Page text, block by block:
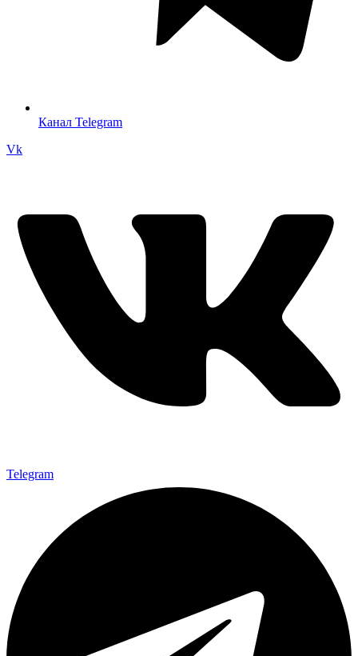
Канал Telegram
Vk
Telegram